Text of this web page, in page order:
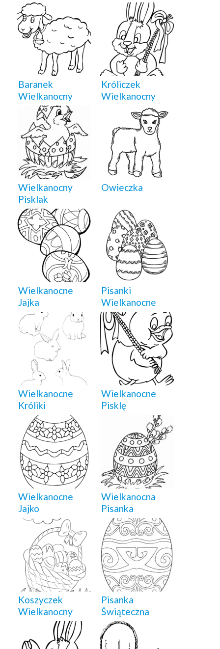
Baranek
Wielkanocny
Króliczek
Wielkanocny
Wielkanocny
Pisklak
Owieczka
Wielkanocne
Jajka
Pisanki
Wielkanocne
Wielkanocne
Króliki
Wielkanocne
Pisklę
Wielkanocne
Jajko
Wielkanocna
Pisanka
Koszyczek
Wielkanocny
Pisanka
Świąteczna